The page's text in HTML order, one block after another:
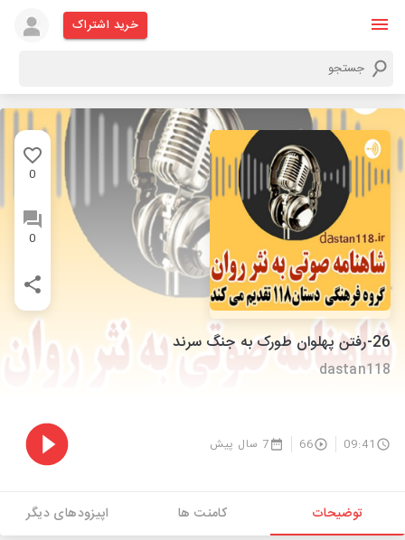
خرید اشتراک
0
0
26-رفتن پهلوان طورک به جنگ سرند
dastan118
09:41
66 7 سال پیش
توضیحات کامنت ها اپیزودهای دیگر